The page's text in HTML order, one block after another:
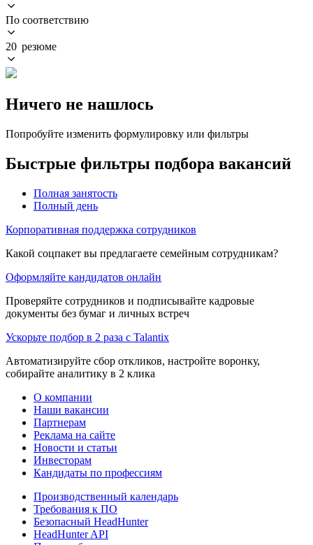
По соответствию
20 резюме
Ничего не нашлось
Попробуйте изменить формулировку или фильтры
Быстрые фильтры подбора вакансий
Полная занятость
Полный день
Корпоративная поддержка сотрудников
Какой соцпакет вы предлагаете семейным сотрудникам?
Оформляйте кандидатов онлайн
Проверяйте сотрудников и подписывайте кадровые
документы без бумаг и личных встреч
Ускорьте подбор в 2 раза с Talantix
Автоматизируйте сбор откликов, настройте воронку,
собирайте аналитику в 2 клика
О компании
Наши вакансии
Партнерам
Реклама на сайте
Новости и статьи
Инвесторам
Кандидаты по профессиям
Производственный календарь
Требования к ПО
Безопасный HeadHunter
HeadHunter API